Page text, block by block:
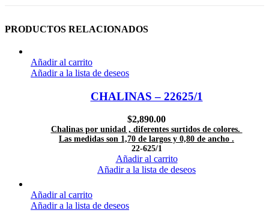
PRODUCTOS RELACIONADOS
Añadir al carrito
Añadir a la lista de deseos
CHALINAS – 22625/1
$2,890.00
Chalinas por unidad , diferentes surtidos de colores.
Las medidas son 1,70 de largos y 0,80 de ancho .
22-625/1
Añadir al carrito
Añadir a la lista de deseos
Añadir al carrito
Añadir a la lista de deseos